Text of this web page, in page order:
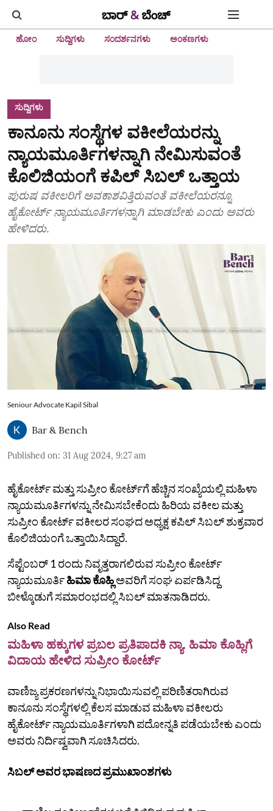
ಹೋಂ ಸುದ್ದಿಗಳು ಸಂದರ್ಶನಗಳು ಅಂಕಣಗಳು
ಸುದ್ದಿಗಳು
ಕಾನೂನು ಸಂಸ್ಥೆಗಳ ವಕೀಲೆಯರನ್ನು
ನ್ಯಾಯಮೂರ್ತಿಗಳನ್ನಾಗಿ ನೇಮಿಸುವಂತೆ
ಕೊಲಿಜಿಯಂಗೆ ಕಪಿಲ್ ಸಿಬಲ್ ಒತ್ತಾಯ
ಪುರುಷ ವಕೀಲರಿಗೆ ಅವಕಾಶವಿತ್ತಿರುವಂತೆ ವಕೀಲೆಯರನ್ನೂ
ಹೈಕೋರ್ಟ್ ನ್ಯಾಯಮೂರ್ತಿಗಳನ್ನಾಗಿ ಮಾಡಬೇಕು ಎಂದು ಅವರು
ಹೇಳಿದರು.
Seniour Advocate Kapil Sibal
Bar & Bench
Published on: 31 Aug 2024, 9:27 am
ಹೈಕೋರ್ಟ್ ಮತ್ತು ಸುಪ್ರೀಂ ಕೋರ್ಟ್‌ಗೆ ಹೆಚ್ಚಿನ ಸಂಖ್ಯೆಯಲ್ಲಿ ಮಹಿಳಾ
ನ್ಯಾಯಮೂರ್ತಿಗಳನ್ನು ನೇಮಿಸಬೇಕೆಂದು ಹಿರಿಯ ವಕೀಲ ಮತ್ತು
ಸುಪ್ರೀಂ ಕೋರ್ಟ್ ವಕೀಲರ ಸಂಘದ ​​ಅಧ್ಯಕ್ಷ ಕಪಿಲ್ ಸಿಬಲ್ ಶುಕ್ರವಾರ
ಕೊಲಿಜಿಯಂಗೆ ಒತ್ತಾಯಿಸಿದ್ದಾರೆ.
ಸೆಪ್ಟೆಂಬರ್ 1 ರಂದು ನಿವೃತ್ತರಾಗಲಿರುವ ಸುಪ್ರೀಂ ಕೋರ್ಟ್
ನ್ಯಾಯಮೂರ್ತಿಹಿಮಾ ಕೊಹ್ಲಿಅವರಿಗೆ ಸಂಘ ಏರ್ಪಡಿಸಿದ್ದ
ಬೀಳ್ಕೊಡುಗೆ ಸಮಾರಂಭದಲ್ಲಿ ಸಿಬಲ್‌ ಮಾತನಾಡಿದರು.
Also Read
ಮಹಿಳಾ ಹಕ್ಕುಗಳ ಪ್ರಬಲ ಪ್ರತಿಪಾದಕಿ ನ್ಯಾ. ಹಿಮಾ ಕೊಹ್ಲಿಗೆ
ವಿದಾಯ ಹೇಳಿದ ಸುಪ್ರೀಂ ಕೋರ್ಟ್‌
ವಾಣಿಜ್ಯ ಪ್ರಕರಣಗಳನ್ನು ನಿಭಾಯಿಸುವಲ್ಲಿ ಪರಿಣಿತರಾಗಿರುವ
ಕಾನೂನು ಸಂಸ್ಥೆಗಳಲ್ಲಿ ಕೆಲಸ ಮಾಡುವ ಮಹಿಳಾ ವಕೀಲರು
ಹೈಕೋರ್ಟ್‌ ನ್ಯಾಯಮೂರ್ತಿಗಳಾಗಿ ಪದೋನ್ನತಿ ಪಡೆಯಬೇಕು ಎಂದು
ಅವರು ನಿರ್ದಿಷ್ವವಾಗಿ ಸೂಚಿಸಿದರು.
ಸಿಬಲ್‌ ಅವರ ಭಾಷಣದ ಪ್ರಮುಖಾಂಶಗಳು